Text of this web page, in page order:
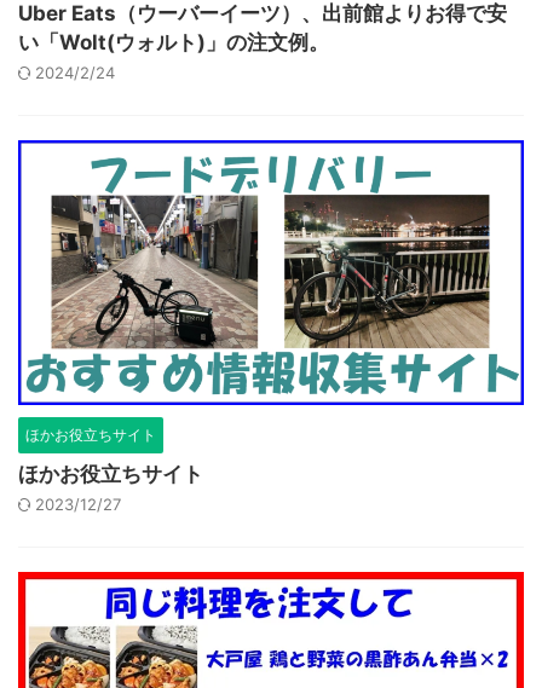
Uber Eats（ウーバーイーツ）、出前館よりお得で安
い「Wolt(ウォルト)」の注文例。
2024/2/24
ほかお役立ちサイト
ほかお役立ちサイト
2023/12/27